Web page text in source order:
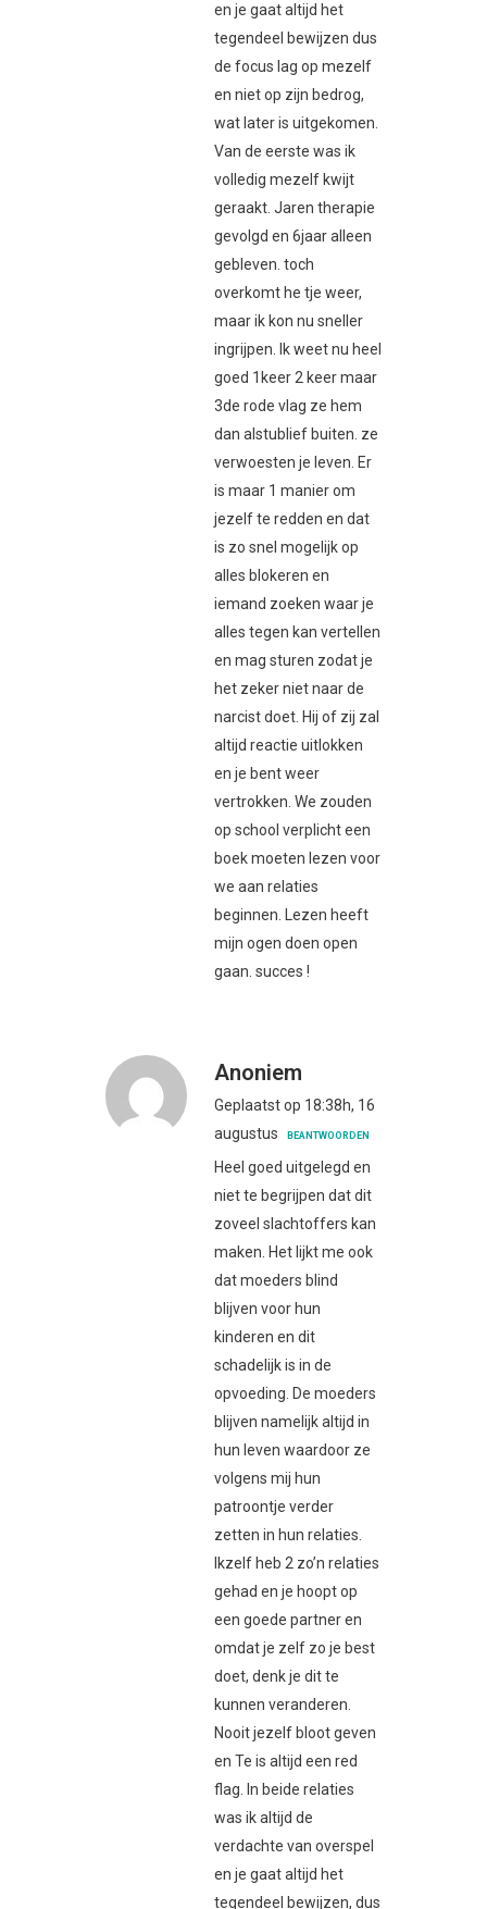
en je gaat altijd het
tegendeel bewijzen dus
de focus lag op mezelf
en niet op zijn bedrog,
wat later is uitgekomen.
Van de eerste was ik
volledig mezelf kwijt
geraakt. Jaren therapie
gevolgd en 6jaar alleen
gebleven. toch
overkomt he tje weer,
maar ik kon nu sneller
ingrijpen. Ik weet nu heel
goed 1keer 2 keer maar
3de rode vlag ze hem
dan alstublief buiten. ze
verwoesten je leven. Er
is maar 1 manier om
jezelf te redden en dat
is zo snel mogelijk op
alles blokeren en
iemand zoeken waar je
alles tegen kan vertellen
en mag sturen zodat je
het zeker niet naar de
narcist doet. Hij of zij zal
altijd reactie uitlokken
en je bent weer
vertrokken. We zouden
op school verplicht een
boek moeten lezen voor
we aan relaties
beginnen. Lezen heeft
mijn ogen doen open
gaan. succes !
Anoniem
Geplaatst op 18:38h, 16
augustus
BEANTWOORDEN
Heel goed uitgelegd en
niet te begrijpen dat dit
zoveel slachtoffers kan
maken. Het lijkt me ook
dat moeders blind
blijven voor hun
kinderen en dit
schadelijk is in de
opvoeding. De moeders
blijven namelijk altijd in
hun leven waardoor ze
volgens mij hun
patroontje verder
zetten in hun relaties.
Ikzelf heb 2 zo’n relaties
gehad en je hoopt op
een goede partner en
omdat je zelf zo je best
doet, denk je dit te
kunnen veranderen.
Nooit jezelf bloot geven
en Te is altijd een red
flag. In beide relaties
was ik altijd de
verdachte van overspel
en je gaat altijd het
tegendeel bewijzen, dus